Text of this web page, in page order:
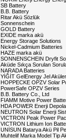
SB Battery
B.B. Battery
Ritar Akü Sözlük
Sonnenschein
GOLD Battery
EXIDE marka akü
Energy Storage Solutions
Nickel-Cadmium Batteries
HAZE marka akü
SONNENSCHEIN Dryfit
Aküde Sıkça Sorulan
NARADA Batteries
YİĞİT GelEnergy Jel
HOPPECKE OPZV Solar
PowerSafe OPZV Series
B.B. Battery Co., Ltd
FIAMM Motive Power
HDA POWER Enerji
NEUTRON Solar Enerji
VICTRON Peak Power
VICTRON Lithium Ion
UNİSUN Batarya Akü Pil
Muhtelif Marka Model Tip